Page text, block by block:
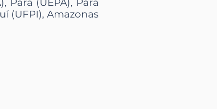
(UFPI), Amazonas